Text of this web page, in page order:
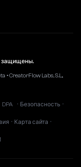
защищены.
CreatorFlow Labs, S.L.,
DPA • Безопасность •
• Карта сайта •